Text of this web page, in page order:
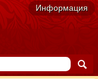
Информация